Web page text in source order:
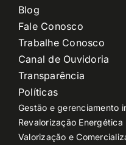
Blog
Fale Conosco
Trabalhe Conosco
Canal de Ouvidoria
Transparência
Políticas
Gestão e gerenciamento
Revalorização
Valorização e